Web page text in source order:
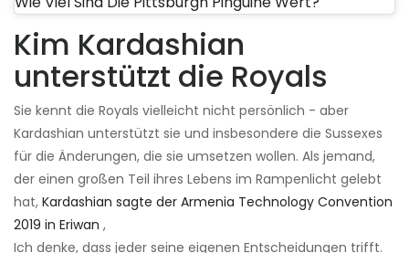
Kim Kardashian
unterstützt die Royals
Sie kennt die Royals vielleicht nicht persönlich - aber
Kardashian unterstützt sie und insbesondere die Sussexes
für die Änderungen, die sie umsetzen wollen. Als jemand,
der einen großen Teil ihres Lebens im Rampenlicht gelebt
hat, Kardashian sagte der Armenia Technology Convention
2019 in Eriwan ,
Ich denke, dass jeder seine eigenen Entscheidungen trifft.